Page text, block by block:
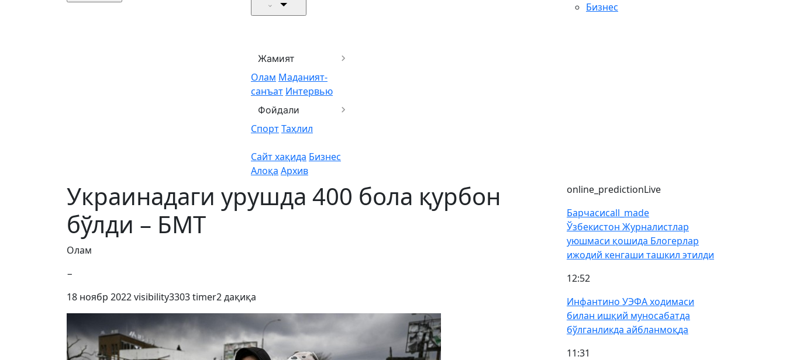
Жамият
Олам Маданият-
санъат Интервью
Фойдали
СпортТаҳлил
Сайт хақида Бизнес
Алоқа Архив
Бизнес
Украинадаги урушда 400 бола қурбон
бўлди – БМТ
Олам
−
18 ноябр 2022visibility3303timer2 дақиқа
online_predictionLive
Барчасиcall_made
Ўзбекистон Журналистлар
уюшмаси қошида Блогерлар
ижодий кенгаши ташкил этилди
12:52
Инфантино УЭФА ходимаси
билан ишқий муносабатда
бўлганликда айбланмоқда
11:31